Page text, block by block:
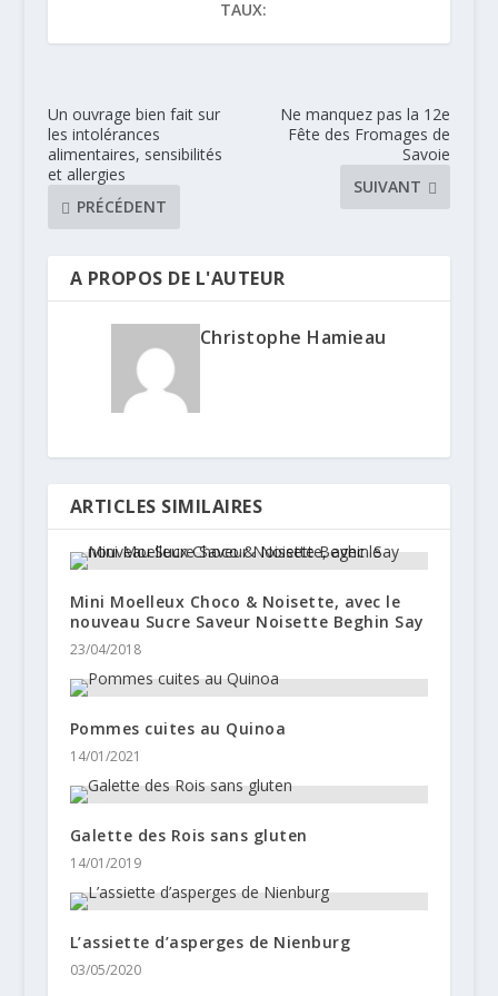
TAUX:
Un ouvrage bien fait sur
les intolérances
alimentaires, sensibilités
et allergies
PRÉCÉDENT
Ne manquez pas la 12e
Fête des Fromages de
Savoie
SUIVANT
A PROPOS DE L'AUTEUR
Christophe Hamieau
ARTICLES SIMILAIRES
Mini Moelleux Choco & Noisette, avec le
nouveau Sucre Saveur Noisette Beghin Say
23/04/2018
Pommes cuites au Quinoa
14/01/2021
Galette des Rois sans gluten
14/01/2019
L’assiette d’asperges de Nienburg
03/05/2020